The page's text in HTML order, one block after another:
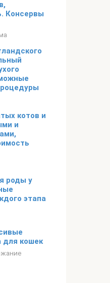
Консервы
котов и
и
роды у
этапа
для кошек